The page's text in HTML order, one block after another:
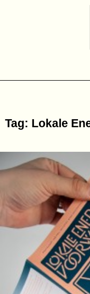
CONTACT
Tag: Lokale